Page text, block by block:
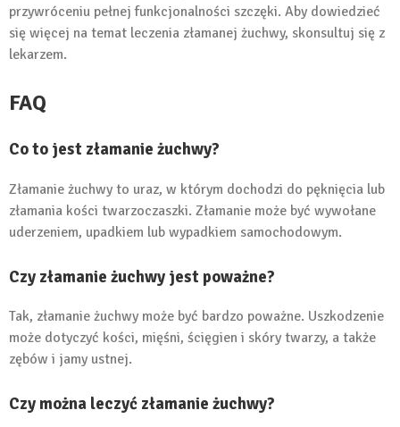
przywróceniu pełnej funkcjonalności szczęki. Aby dowiedzieć
się więcej na temat leczenia złamanej żuchwy, skonsultuj się z
lekarzem.
FAQ
Co to jest złamanie żuchwy?
Złamanie żuchwy to uraz, w którym dochodzi do pęknięcia lub
złamania kości twarzoczaszki. Złamanie może być wywołane
uderzeniem, upadkiem lub wypadkiem samochodowym.
Czy złamanie żuchwy jest poważne?
Tak, złamanie żuchwy może być bardzo poważne. Uszkodzenie
może dotyczyć kości, mięśni, ścięgien i skóry twarzy, a także
zębów i jamy ustnej.
Czy można leczyć złamanie żuchwy?